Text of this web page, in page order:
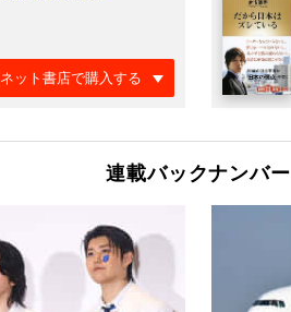
ネット書店で購入する
連載バックナンバー